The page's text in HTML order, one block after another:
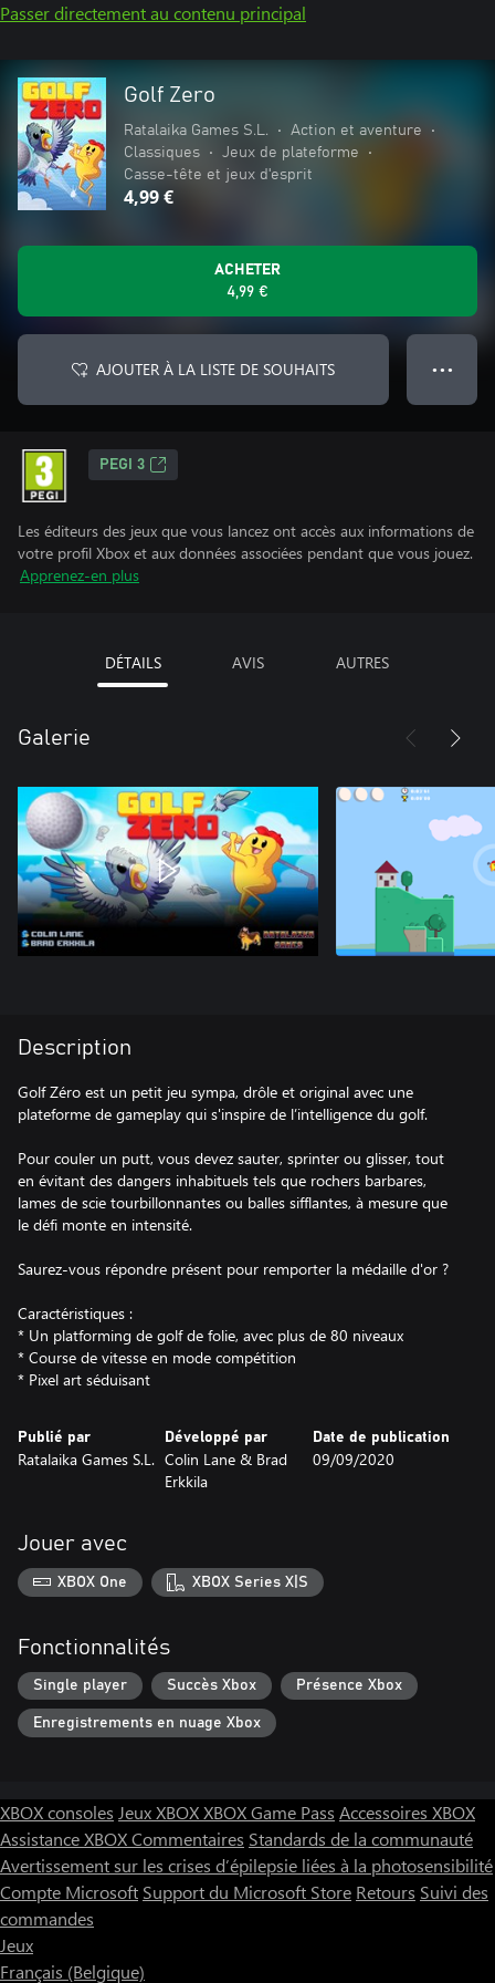
Passer directement au contenu principal
Golf Zero
Ratalaika Games S.L. • Action et aventure
•
Classiques
• Jeux de plateforme
•
Casse-tête et jeux d'esprit
4,99 €
ACHETER
4,99 €
AJOUTER À LA LISTE DE SOUHAITS ● ● ●
PEGI 3
Les éditeurs des jeux que vous lancez ont accès aux informations de
votre profil Xbox et aux données associées pendant que vous jouez.
Apprenez-en plus
DÉTAILS AVIS AUTRES
Galerie
Description
Golf Zéro est un petit jeu sympa, drôle et original avec une
plateforme de gameplay qui s'inspire de l’intelligence du golf.
Pour couler un putt, vous devez sauter, sprinter ou glisser, tout
en évitant des dangers inhabituels tels que rochers barbares,
lames de scie tourbillonnantes ou balles sifflantes, à mesure que
le défi monte en intensité.
Saurez-vous répondre présent pour remporter la médaille d'or ?
Caractéristiques :
* Un platforming de golf de folie, avec plus de 80 niveaux
* Course de vitesse en mode compétition
* Pixel art séduisant
Publié par
Ratalaika Games S.L.
Développé par
Colin Lane & Brad
Erkkila
Date de publication
09/09/2020
Jouer avec
XBOX One XBOX Series X|S
Fonctionnalités
Single player Succès Xbox Présence Xbox
Enregistrements en nuage Xbox
XBOX consoles Jeux XBOXXBOX Game Pass Accessoires XBOX
Assistance XBOXCommentaires Standards de la communauté
Avertissement sur les crises d’épilepsie liées à la photosensibilité
Compte Microsoft Support du Microsoft Store Retours Suivi des
commandes
Jeux
Français (Belgique)